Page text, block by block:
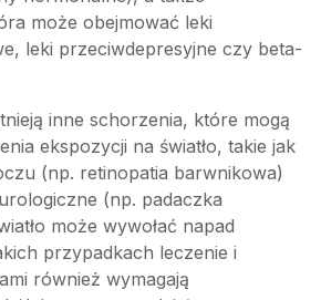
może obejmować leki
leki przeciwdepresyjne czy beta-
inne schorzenia, które mogą
ekspozycji na światło, takie jak
(np. retinopatia barwnikowa)
(np. padaczka
może wywołać napad
przypadkach leczenie i
również wymagają